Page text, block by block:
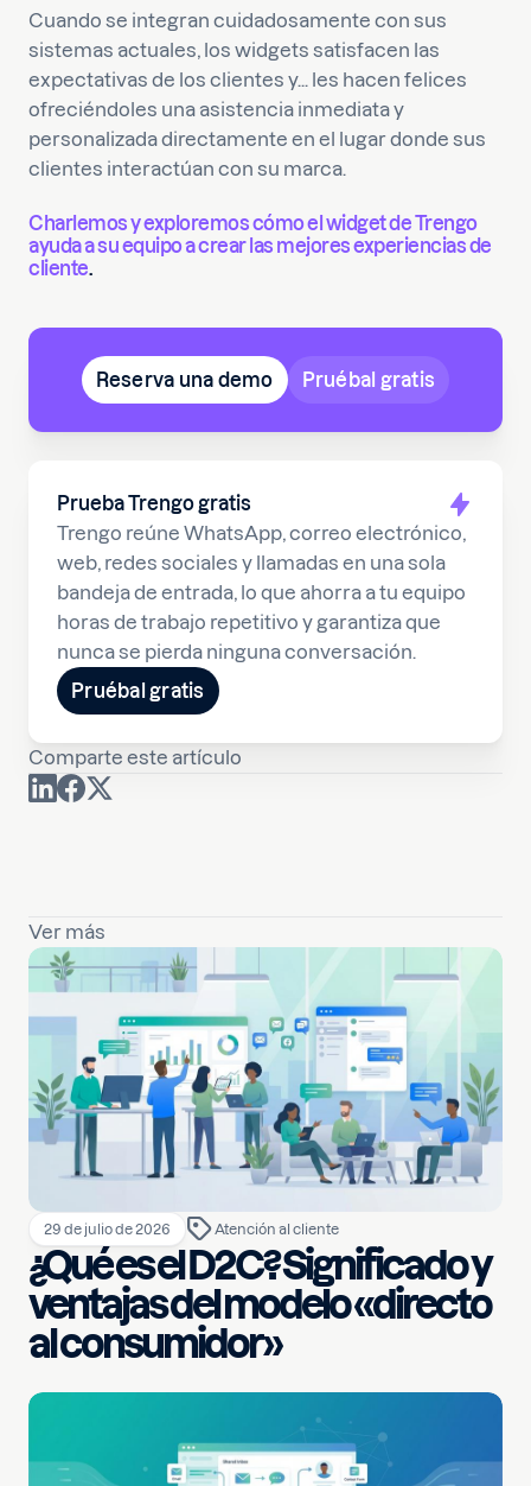
Prueba Trengo gratis
Trengo reúne WhatsApp, correo electrónico,
web, redes sociales y llamadas en una sola
bandeja de entrada, lo que ahorra a tu equipo
horas de trabajo repetitivo y garantiza que
nunca se pierda ninguna conversación.
Pruébal gratis
Comparte este artículo
Cuando se integran cuidadosamente con sus
sistemas actuales, los widgets satisfacen las
expectativas de los clientes y... les hacen felices
ofreciéndoles una asistencia inmediata y
personalizada directamente en el lugar donde sus
clientes interactúan con su marca.
Charlemos y exploremos cómo el widget de Trengo
ayuda a su equipo a crear las mejores experiencias de
cliente.
Reserva una demo Pruébal gratis
Ver más
29 de julio de 2026 Atención al cliente
¿Qué es el D2C? Significado y
ventajas del modelo «directo
al consumidor»